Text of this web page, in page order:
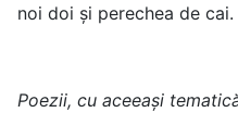
noi doi și perechea de cai.
Poezii, cu aceeași